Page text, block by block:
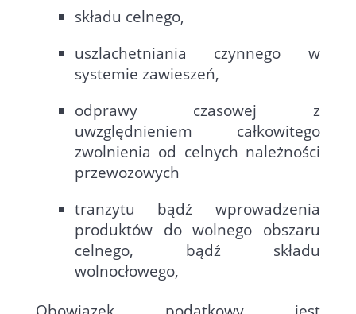
składu celnego,
uszlachetniania czynnego w
systemie zawieszeń,
odprawy czasowej z
uwzględnieniem całkowitego
zwolnienia od celnych należności
przewozowych
tranzytu bądź wprowadzenia
produktów do wolnego obszaru
celnego, bądź składu
wolnocłowego,